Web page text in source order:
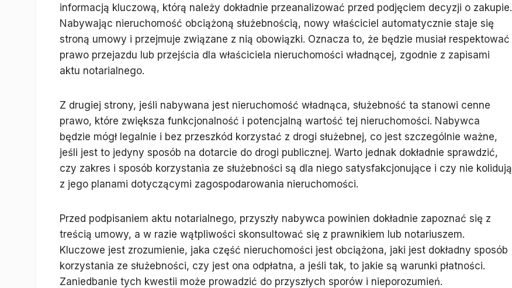
informacją kluczową, którą należy dokładnie przeanalizować przed podjęciem decyzji o zakupie.
Nabywając nieruchomość obciążoną służebnością, nowy właściciel automatycznie staje się
stroną umowy i przejmuje związane z nią obowiązki. Oznacza to, że będzie musiał respektować
prawo przejazdu lub przejścia dla właściciela nieruchomości władnącej, zgodnie z zapisami
aktu notarialnego.
Z drugiej strony, jeśli nabywana jest nieruchomość władnąca, służebność ta stanowi cenne
prawo, które zwiększa funkcjonalność i potencjalną wartość tej nieruchomości. Nabywca
będzie mógł legalnie i bez przeszkód korzystać z drogi służebnej, co jest szczególnie ważne,
jeśli jest to jedyny sposób na dotarcie do drogi publicznej. Warto jednak dokładnie sprawdzić,
czy zakres i sposób korzystania ze służebności są dla niego satysfakcjonujące i czy nie kolidują
z jego planami dotyczącymi zagospodarowania nieruchomości.
Przed podpisaniem aktu notarialnego, przyszły nabywca powinien dokładnie zapoznać się z
treścią umowy, a w razie wątpliwości skonsultować się z prawnikiem lub notariuszem.
Kluczowe jest zrozumienie, jaka część nieruchomości jest obciążona, jaki jest dokładny sposób
korzystania ze służebności, czy jest ona odpłatna, a jeśli tak, to jakie są warunki płatności.
Zaniedbanie tych kwestii może prowadzić do przyszłych sporów i nieporozumień.